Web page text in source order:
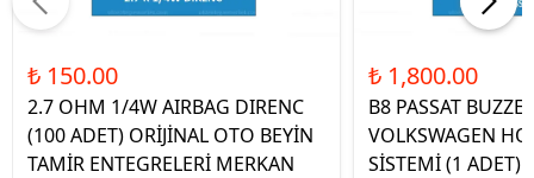
₺ 150.00
2.7 OHM 1/4W AIRBAG DIRENC
(100 ADET) ORİJİNAL OTO BEYİN
TAMİR ENTEGRELERİ MERKAN
₺ 1,800.00
B8 PASSAT
VOLKSWAGEN
SİSTEMİ (1 ADET)